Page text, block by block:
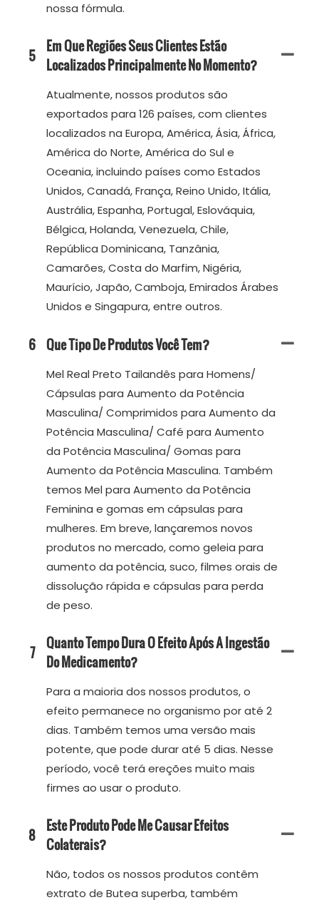
nossa fórmula.
5 Em Que Regiões Seus Clientes Estão
Localizados Principalmente No Momento?
Atualmente, nossos produtos são
exportados para 126 países, com clientes
localizados na Europa, América, Ásia, África,
América do Norte, América do Sul e
Oceania, incluindo países como Estados
Unidos, Canadá, França, Reino Unido, Itália,
Austrália, Espanha, Portugal, Eslováquia,
Bélgica, Holanda, Venezuela, Chile,
República Dominicana, Tanzânia,
Camarões, Costa do Marfim, Nigéria,
Maurício, Japão, Camboja, Emirados Árabes
Unidos e Singapura, entre outros.
6 Que Tipo De Produtos Você Tem?
Mel Real Preto Tailandês para Homens/
Cápsulas para Aumento da Potência
Masculina/ Comprimidos para Aumento da
Potência Masculina/ Café para Aumento
da Potência Masculina/ Gomas para
Aumento da Potência Masculina. Também
temos Mel para Aumento da Potência
Feminina e gomas em cápsulas para
mulheres. Em breve, lançaremos novos
produtos no mercado, como geleia para
aumento da potência, suco, filmes orais de
dissolução rápida e cápsulas para perda
de peso.
7
Quanto Tempo Dura O Efeito Após A Ingestão
Do Medicamento?
Para a maioria dos nossos produtos, o
efeito permanece no organismo por até 2
dias. Também temos uma versão mais
potente, que pode durar até 5 dias. Nesse
período, você terá ereções muito mais
firmes ao usar o produto.
8 Este Produto Pode Me Causar Efeitos
Colaterais?
Não, todos os nossos produtos contêm
extrato de Butea superba, também